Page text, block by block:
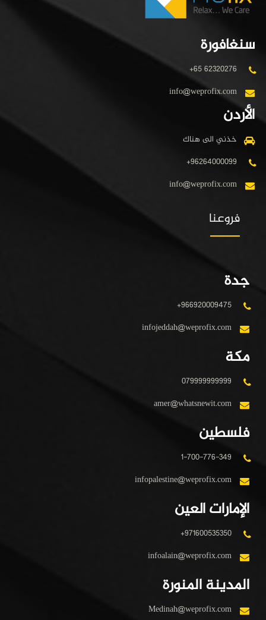
سنغافورة
+65 62320276
info@weprofix.com
الأردن
خذني الى هناك
+96264000099
info@weprofix.com
فروعنا
جدة
+966920009475
infojeddah@weprofix.com
مكة
079999999999
amer@whatsnewit.com
فلسطين
1-700-776-349
infopalestine@weprofix.com
الإمارات العين
+971600535350
infoalain@weprofix.com
المدينة المنورة
Medinah@weprofix.com